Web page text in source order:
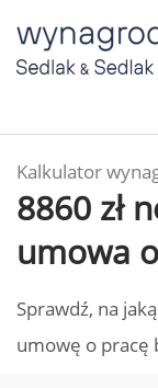
Kalkulator
8860 zł
umowa
Sprawdź, na
umowę o pracę